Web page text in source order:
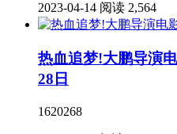
2023-04-14 阅读 2,564
热血追梦!大鹏导演
28日
1620268